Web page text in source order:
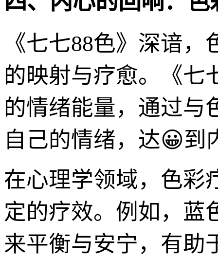
《七七88色》深谙
的映射与疗愈。《七
的情绪能量，通过与
自己的情绪，达😀到
在心理学领域，色彩
定的疗效。例如，蓝
来平衡与安宁，有助